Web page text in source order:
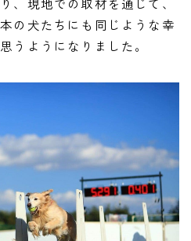
の犬たちにも同じような幸
うようになりました。